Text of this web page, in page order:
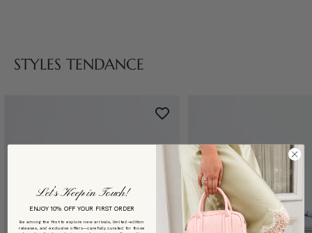
STYLES TENDANCE
Let’s Keep in Touch!
ENJOY 10% OFF YOUR FIRST ORDER
Be among the first to explore new arrivals, limited-edition
releases, and exclusive offers—carefully curated for those